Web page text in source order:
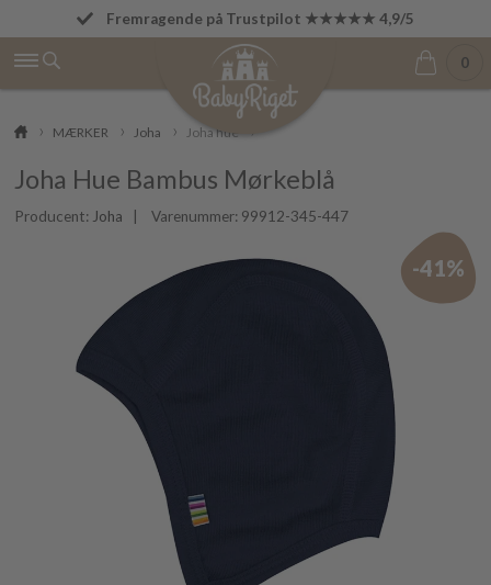
Fri fragt fra 499 kr.
Fremragende på Trustpilot ★★★★★ 4,9/5
0
MÆRKER Joha Joha hue
Joha Hue Bambus Mørkeblå
Producent: Joha | Varenummer: 99912-345-447
-41%